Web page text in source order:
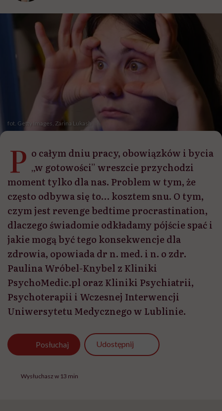
fot. Getty Images, Zarina Lukash
P o całym dniu pracy, obowiązków i bycia
„w gotowości” wreszcie przychodzi
moment tylko dla nas. Problem w tym, że
często odbywa się to… kosztem snu. O tym,
czym jest revenge bedtime procrastination,
dlaczego świadomie odkładamy pójście spać i
jakie mogą być tego konsekwencje dla
zdrowia, opowiada dr n. med. i n. o zdr.
Paulina Wróbel-Knybel z Kliniki
PsychoMedic.pl oraz Kliniki Psychiatrii,
Psychoterapii i Wczesnej Interwencji
Uniwersytetu Medycznego w Lublinie.
Posłuchaj Udostępnij
Wysłuchasz w 13 min